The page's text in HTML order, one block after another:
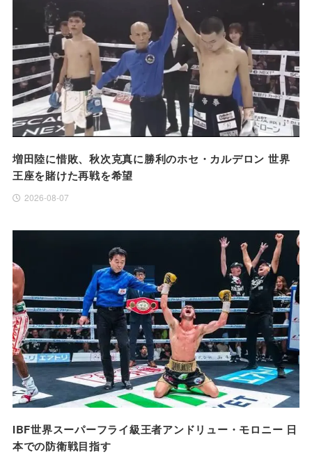
増田陸に惜敗、秋次克真に勝利のホセ・カルデロン 世界
王座を賭けた再戦を希望
2026-08-07
IBF世界スーパーフライ級王者アンドリュー・モロニー 日
本での防衛戦目指す